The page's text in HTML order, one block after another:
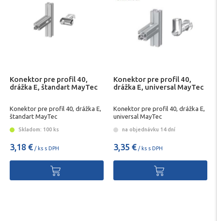
Konektor pre profil 40,
drážka E, štandart MayTec
Konektor pre profil 40, drážka E,
štandart MayTec
Skladom: 100 ks
3,18 € / ks s DPH
Konektor pre profil 40,
drážka E, universal MayTec
Konektor pre profil 40, drážka E,
universal MayTec
na objednávku 14 dní
3,35 € / ks s DPH